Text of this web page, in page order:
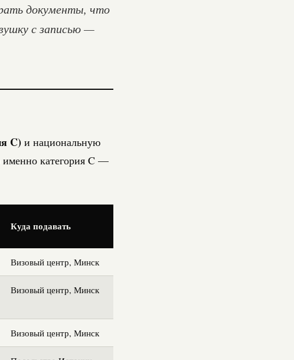
документы, что
с записью —
C) и национальную
именно категория C —
Куда подавать
Визовый центр, Минск
Визовый центр, Минск
Визовый центр, Минск